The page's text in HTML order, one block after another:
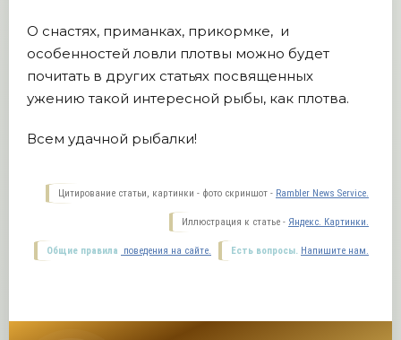
О снастях, приманках, прикормке, и
особенностей ловли плотвы можно будет
почитать в других статьях посвященных
ужению такой интересной рыбы, как плотва.
Всем удачной рыбалки!
Цитирование статьи, картинки - фото скриншот - Rambler News Service.
Иллюстрация к статье - Яндекс. Картинки.
Есть вопросы. Напишите нам.
Общие правила поведения на сайте.